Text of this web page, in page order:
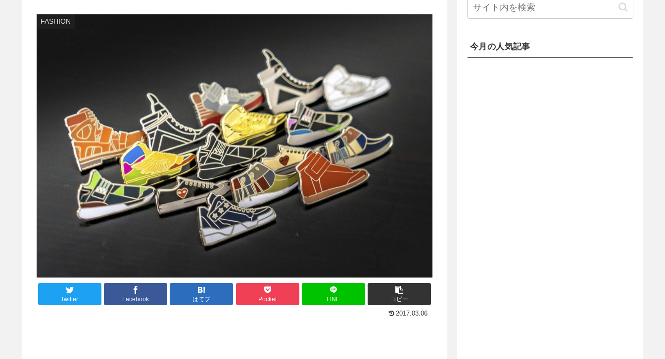
FASHION
Twitter Facebook はてブ Pocket LINE コピー
2017.03.06
今月の人気記事